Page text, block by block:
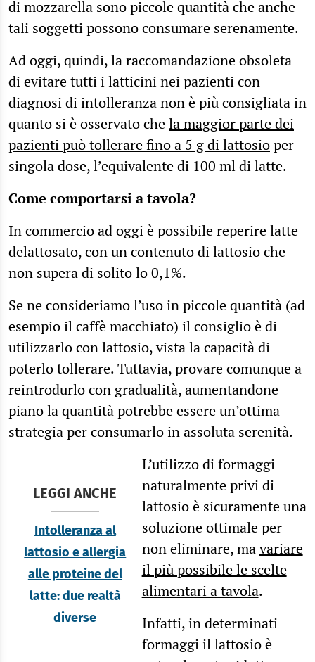
di mozzarella sono piccole quantità che anche
tali soggetti possono consumare serenamente.
Ad oggi, quindi, la raccomandazione obsoleta
di evitare tutti i latticini nei pazienti con
diagnosi di intolleranza non è più consigliata in
quanto si è osservato chela maggior parte dei
pazienti può tollerare fino a 5 g di lattosioper
singola dose, l’equivalente di 100 ml di latte.
Come comportarsi a tavola?
In commercio ad oggi è possibile reperire latte
delattosato, con un contenuto di lattosio che
non supera di solito lo 0,1%.
Se ne consideriamo l’uso in piccole quantità (ad
esempio il caffè macchiato) il consiglio è di
utilizzarlo con lattosio, vista la capacità di
poterlo tollerare. Tuttavia, provare comunque a
reintrodurlo con gradualità, aumentandone
piano la quantità potrebbe essere un’ottima
strategia per consumarlo in assoluta serenità.
LEGGI ANCHE
Intolleranza al
lattosio e allergia
alle proteine del
latte: due realtà
diverse
L’utilizzo di formaggi
naturalmente privi di
lattosio è sicuramente una
soluzione ottimale per
non eliminare, mavariare
il più possibile le scelte
alimentari a tavola.
Infatti, in determinati
formaggi il lattosio è